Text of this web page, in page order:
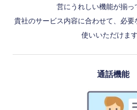
営にうれしい機能が揃っ
貴社のサービス内容に合わせて、必
使いいただけます
通話機能